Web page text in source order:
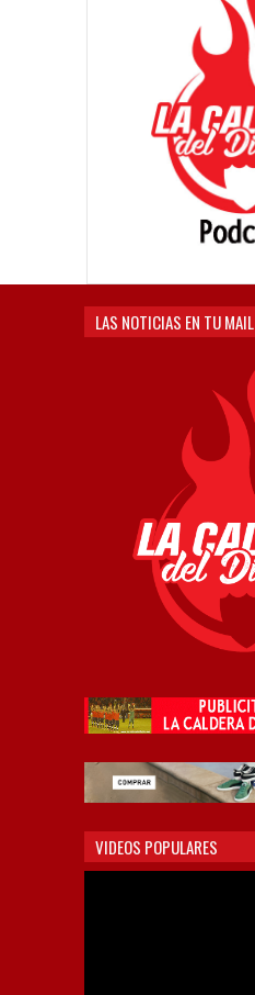
LAS NOTICIAS EN TU MAIL
VIDEOS POPULARES